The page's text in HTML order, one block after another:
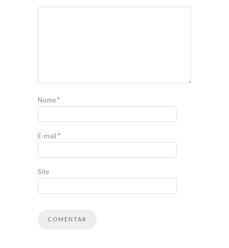
Nome*
E-mail *
Site